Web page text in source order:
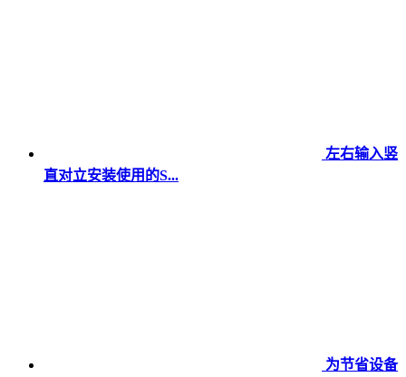
左右输入竖
直对立安装使用的S...
为节省设备